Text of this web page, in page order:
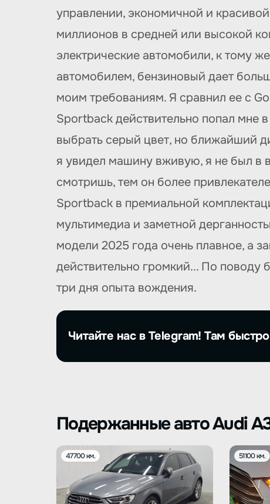
управлении, экономичной и
миллионов в средней или высокой
электрические автомобили, к тому
автомобилем, бензиновый дает
моим требованиям. Я сравнил ее с
Sportback действительно попал мне
выбрать серый цвет, но ближайший
я увидел машину вживую, я не был в
смотришь, тем он более
Sportback в премиальной
мультимедиа и заметной
модели 2025 года очень плавное, а
действительно громкий... По поводу
три дня опыта вождения.
Читайте нас в Telegram! Там
Подержанные авто Audi
47700 км. 51100 км.